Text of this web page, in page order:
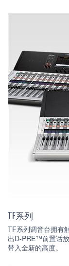
TF系列
TF系列调音台拥有
出D-PRE™前置话
带入全新的高度。